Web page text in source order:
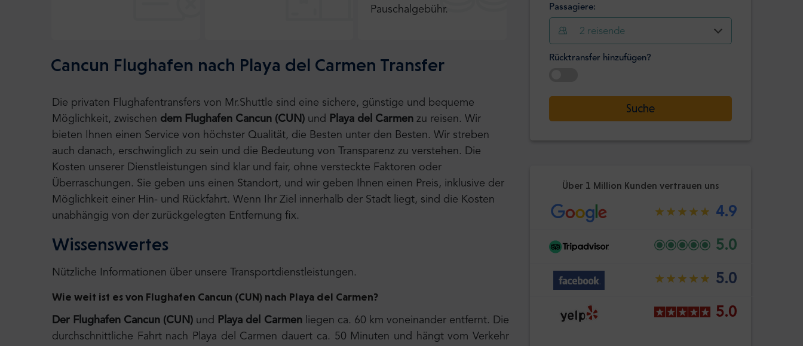
Stunde
:
Minute
Passagiere:
2 reisende
Rücktransfer hinzufügen?
Suche
Über 1 Million Kunden vertrauen uns
4.9
5.0
5.0
5.0
Pauschalgebühr.
Cancun Flughafen nach Playa del Carmen Transfer
Die privaten Flughafentransfers von Mr.Shuttle sind eine sichere, günstige und bequeme
Möglichkeit, zwischen dem Flughafen Cancun (CUN) und Playa del Carmen zu reisen. Wir
bieten Ihnen einen Service von höchster Qualität, die Besten unter den Besten. Wir streben
auch danach, erschwinglich zu sein und die Bedeutung von Transparenz zu verstehen. Die
Kosten unserer Dienstleistungen sind klar und fair, ohne versteckte Faktoren oder
Überraschungen. Sie geben uns einen Standort, und wir geben Ihnen einen Preis, inklusive der
Möglichkeit einer Hin- und Rückfahrt. Wenn Ihr Ziel innerhalb der Stadt liegt, sind die Kosten
unabhängig von der zurückgelegten Entfernung fix.
Wissenswertes
Nützliche Informationen über unsere Transportdienstleistungen.
Wie weit ist es von Flughafen Cancun (CUN) nach Playa del Carmen?
Der Flughafen Cancun (CUN) und Playa del Carmenliegen ca. 60 km voneinander entfernt. Die
durchschnittliche Fahrt nach Playa del Carmen dauert ca. 50 Minuten und hängt vom Verkehr